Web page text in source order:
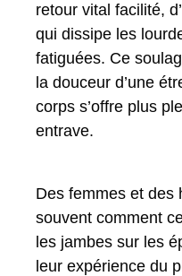
retour vital facilité,
qui dissipe les
fatiguées. Ce
la douceur d’une
corps s’offre plus
entrave.
Des femmes et des
souvent comment
les jambes sur les
leur expérience du